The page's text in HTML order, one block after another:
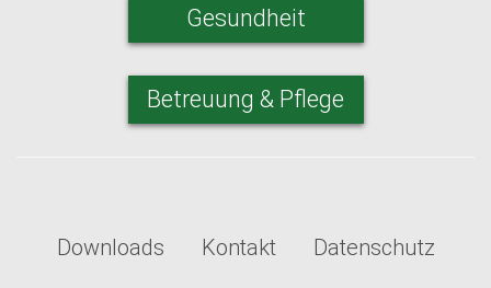
Gesundheit
Betreuung & Pflege
Downloads Kontakt Datenschutz